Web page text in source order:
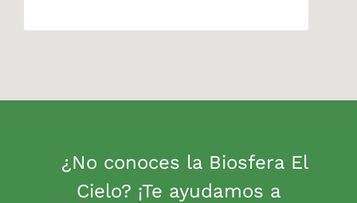
¿No conoces la Biosfera El
Cielo? ¡Te ayudamos a